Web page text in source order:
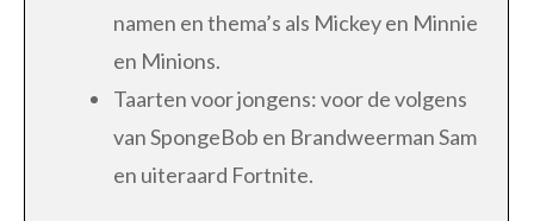
namen en thema’s als Mickey en Minnie
en Minions.
Taarten voor jongens: voor de volgens
van SpongeBob en Brandweerman Sam
en uiteraard Fortnite.